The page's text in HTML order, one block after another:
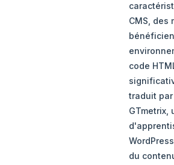
CMS, des
code
traduit
GTmetrix,
du